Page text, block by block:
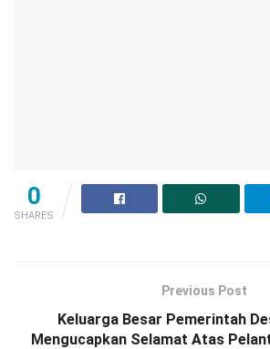
0
SHARES
Previous Post
Keluarga Besar Pemerintah
Mengucapkan Selamat Atas